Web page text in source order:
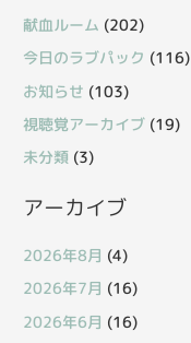
献血ルーム (202)
今日のラブパック (116)
お知らせ (103)
視聴覚アーカイブ (19)
未分類 (3)
アーカイブ
2026年8月 (4)
2026年7月 (16)
2026年6月 (16)